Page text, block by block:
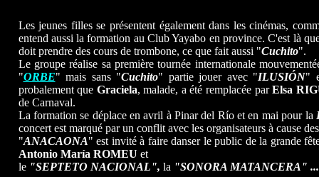
Les jeunes filles se présentent également dans les cinémas,
entend aussi la formation au Club Yayabo en province. C'est là
doit prendre des cours de trombone, ce que fait aussi "Cuchito".
Le groupe réalise sa première tournée internationale
"ORBE" mais sans "Cuchito" partie jouer avec "ILUSIÓN"
probalement que Graciela, malade, a été remplacée parElsa
de Carnaval.
La formation se déplace en avril à Pinar del Río et en mai pour la
concert est marqué par un conflit avec les organisateurs à cause
"ANACAONA" est invité à faire danser le public de la grande
Antonio María ROMEU et
le"SEPTETO NACIONAL", la "SONORA MATANCERA" ...